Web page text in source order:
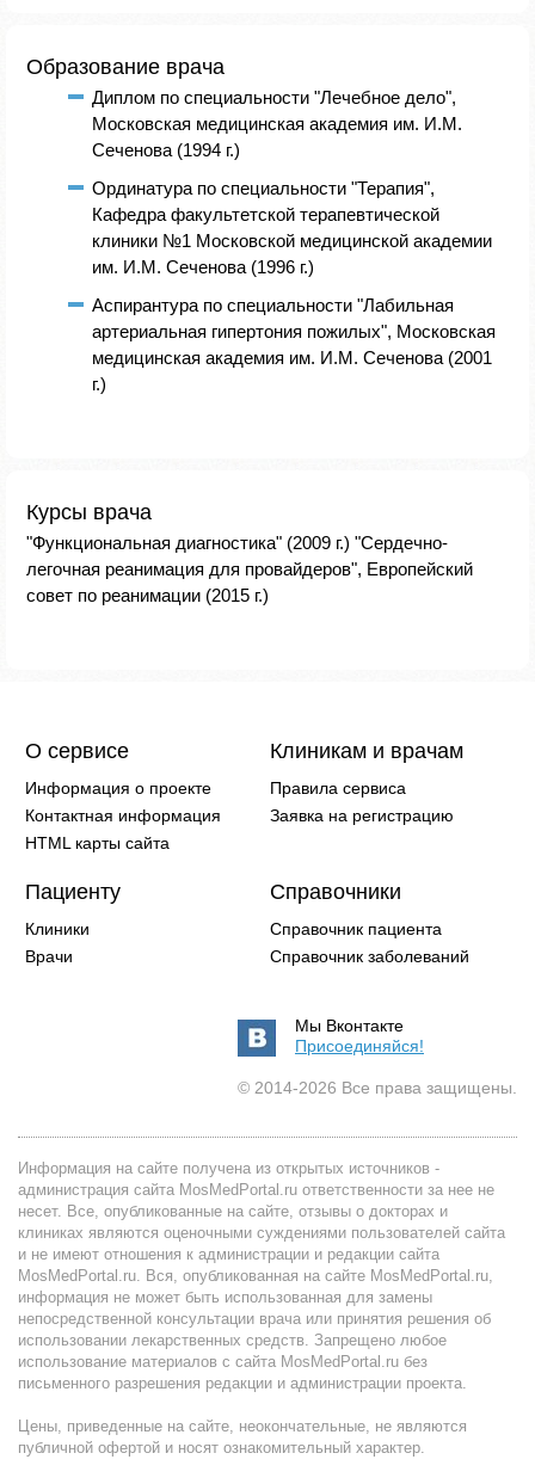
Образование врача
Диплом по специальности "Лечебное дело",
Московская медицинская академия им. И.М.
Сеченова (1994 г.)
Ординатура по специальности "Терапия",
Кафедра факультетской терапевтической
клиники №1 Московской медицинской академии
им. И.М. Сеченова (1996 г.)
Аспирантура по специальности "Лабильная
артериальная гипертония пожилых", Московская
медицинская академия им. И.М. Сеченова (2001
г.)
Курсы врача
"Функциональная диагностика" (2009 г.) "Сердечно-
легочная реанимация для провайдеров", Европейский
совет по реанимации (2015 г.)
О сервисе
Информация о проекте
Контактная информация
HTML карты сайта
Клиникам и врачам
Правила сервиса
Заявка на регистрацию
Пациенту
Клиники
Врачи
Справочники
Справочник пациента
Справочник заболеваний
Мы Вконтакте
Присоединяйся!
© 2014-2026 Все права защищены.
Информация на сайте получена из открытых источников -
администрация сайта MosMedPortal.ru ответственности за нее не
несет. Все, опубликованные на сайте, отзывы о докторах и
клиниках являются оценочными суждениями пользователей сайта
и не имеют отношения к администрации и редакции сайта
MosMedPortal.ru. Вся, опубликованная на сайте MosMedPortal.ru,
информация не может быть использованная для замены
непосредственной консультации врача или принятия решения об
использовании лекарственных средств. Запрещено любое
использование материалов с сайта MosMedPortal.ru без
письменного разрешения редакции и администрации проекта.
Цены, приведенные на сайте, неокончательные, не являются
публичной офертой и носят ознакомительный характер.